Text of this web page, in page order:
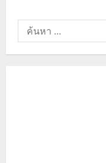
ค้นหา
สำหรับ: